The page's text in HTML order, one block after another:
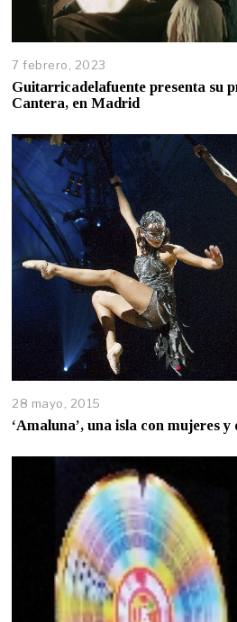
7 febrero, 2023
Guitarricadelafuente presenta su
Cantera, en Madrid
28 mayo, 2015
‘Amaluna’, una isla con mujeres y